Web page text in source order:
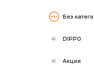
Без
DIPPO
Акция